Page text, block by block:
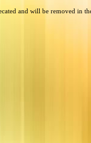
and will be removed in